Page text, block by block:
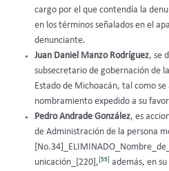
cargo por el que contendía la
en los términos señalados en el
denunciante.
Juan Daniel Manzo Rodríguez, se
subsecretario de gobernación de
Estado de Michoacán, tal como se
nombramiento expedido a su
Pedro Andrade González, es
de Administración de la persona
unicación_[220],[55] además, en